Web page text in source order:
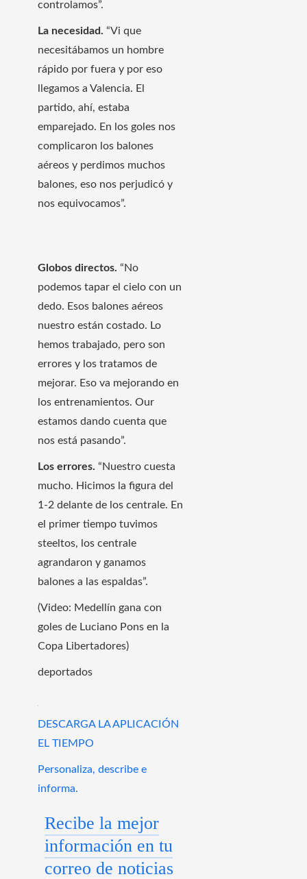
controlamos”.
La necesidad. “Vi que
necesitábamos un hombre
rápido por fuera y por eso
llegamos a Valencia. El
partido, ahí, estaba
emparejado. En los goles nos
complicaron los balones
aéreos y perdimos muchos
balones, eso nos perjudicó y
nos equivocamos”.
Globos directos. “No
podemos tapar el cielo con un
dedo. Esos balones aéreos
nuestro están costado. Lo
hemos trabajado, pero son
errores y los tratamos de
mejorar. Eso va mejorando en
los entrenamientos. Our
estamos dando cuenta que
nos está pasando”.
Los errores. “Nuestro cuesta
mucho. Hicimos la figura del
1-2 delante de los centrale. En
el primer tiempo tuvimos
steeltos, los centrale
agrandaron y ganamos
balones a las espaldas”.
(Video: Medellín gana con
goles de Luciano Pons en la
Copa Libertadores)
deportados
DESCARGA LA APLICACIÓN
EL TIEMPO
Personaliza, describe e
informa.
Recibe la mejor
información en tu
correo de noticias